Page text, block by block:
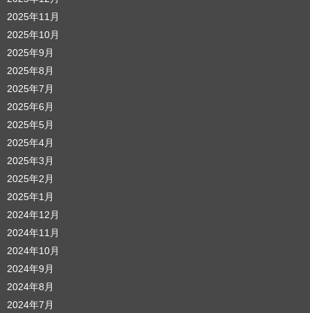
2025年11月
2025年10月
2025年9月
2025年8月
2025年7月
2025年6月
2025年5月
2025年4月
2025年3月
2025年2月
2025年1月
2024年12月
2024年11月
2024年10月
2024年9月
2024年8月
2024年7月